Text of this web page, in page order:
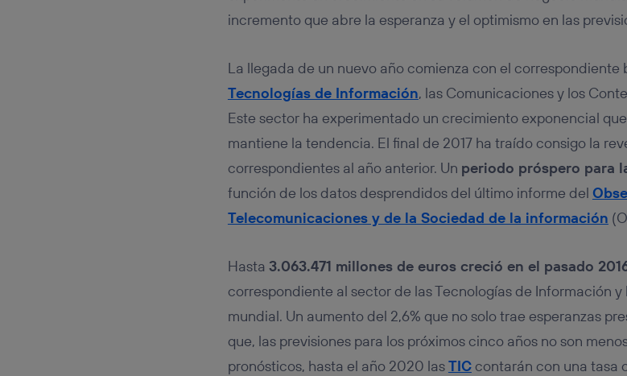
incremento que abre la esperanza y el optimismo en las
La llegada de un nuevo año comienza con el correspondiente
Tecnologías de Información, las Comunicaciones y los
Este sector ha experimentado un crecimiento exponencial
mantiene la tendencia. El final de 2017 ha traído consigo la
correspondientes al año anterior. Un periodo próspero para
función de los datos desprendidos del último informe del
Telecomunicaciones y de la Sociedad de la información
Hasta 3.063.471 millones de euros creció en el pasado
correspondiente al sector de las Tecnologías de Información
mundial. Un aumento del 2,6% que no solo trae esperanzas
que, las previsiones para los próximos cinco años no son
pronósticos, hasta el año 2020 lasTICcontarán con una tasa
conecte su dispositivo y consienta el uso de la tecnología
Típicamente:
realizará en función de las actividades de navegación de
hayan dado su consentimiento.
únicamente en la navegación del usuario del móvil.
Puedes gestionar los consentimientos Utiq seleccionando
inferior de esta página web o visitando el
portal de
Para más información, consulta la política de privacidad